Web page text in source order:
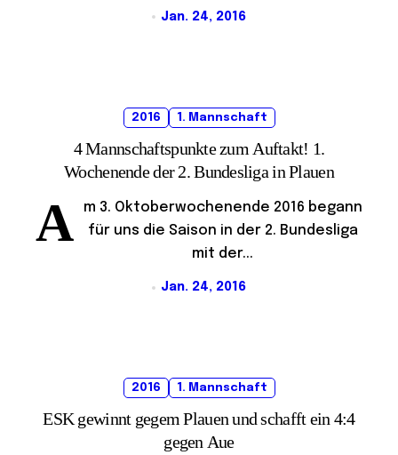
Jan. 24, 2016
2016 1. Mannschaft
4 Mannschaftspunkte zum Auftakt! 1.
Wochenende der 2. Bundesliga in Plauen
A
m 3. Oktoberwochenende 2016 begann
für uns die Saison in der 2. Bundesliga
mit der...
Jan. 24, 2016
2016 1. Mannschaft
ESK gewinnt gegem Plauen und schafft ein 4:4
gegen Aue